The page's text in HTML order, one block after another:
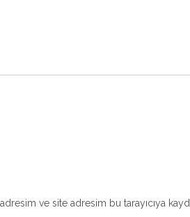
ve site adresim bu tarayıcıya